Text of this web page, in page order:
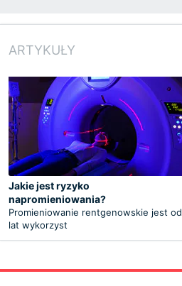
ARTYKUŁY
Jakie jest ryzyko
napromieniowania?
Promieniowanie rentgenowskie jest od
lat wykorzyst